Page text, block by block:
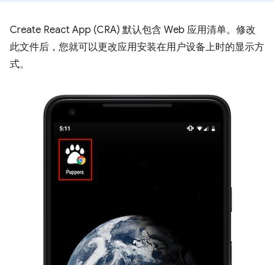
Create React App (CRA) 默认包含 Web 应用清单。修改
此文件后，您就可以更改应用安装在用户设备上时的显示方
式。